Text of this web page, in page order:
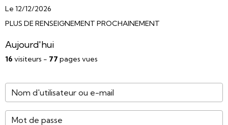
Le 12/12/2026
PLUS DE RENSEIGNEMENT PROCHAINEMENT
Aujourd'hui
16 visiteurs - 77 pages vues